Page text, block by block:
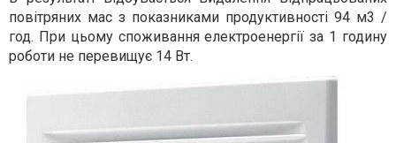
повітряних мас з показниками продуктивності 94 м3 /
год. При цьому споживання електроенергії за 1 годину
роботи не перевищує 14 Вт.